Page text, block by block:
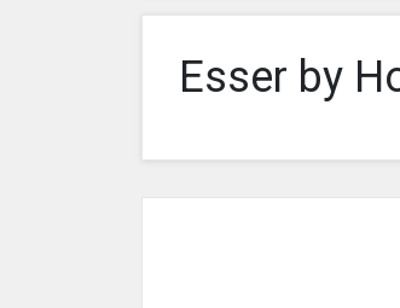
Esser by